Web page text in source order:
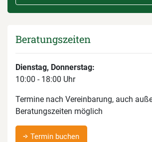
Beratungszeiten
Dienstag, Donnerstag:
10:00 - 18:00 Uhr
Termine nach Vereinbarung, auch
Beratungszeiten möglich
Termin buchen